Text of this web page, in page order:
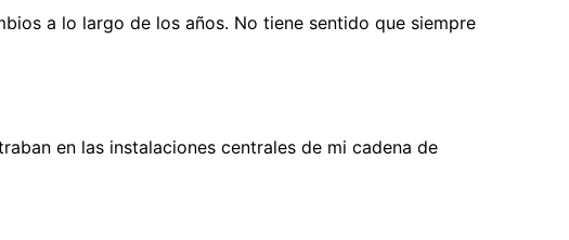
a lo largo de los años. No tiene sentido que siempre
en las instalaciones centrales de mi cadena de